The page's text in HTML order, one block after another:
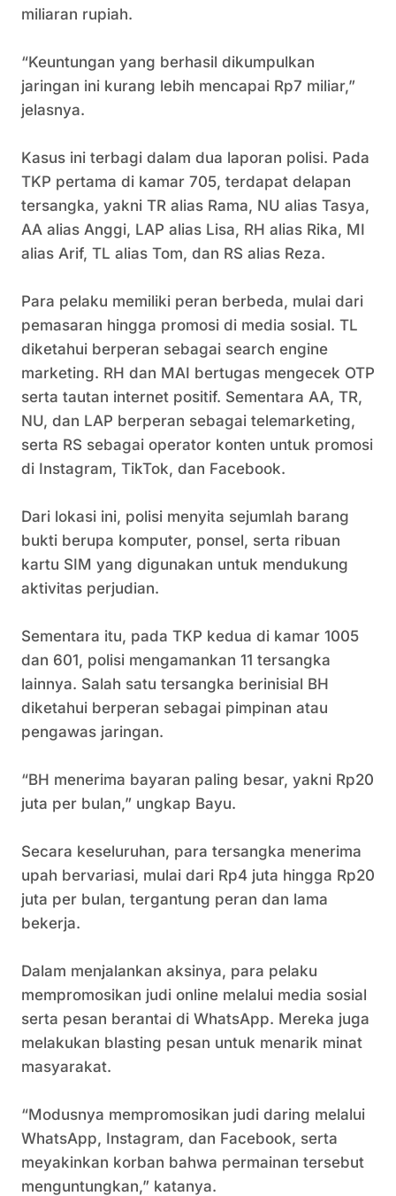
miliaran rupiah.
‎“Keuntungan yang berhasil dikumpulkan
jaringan ini kurang lebih mencapai Rp7 miliar,”
jelasnya.
‎Kasus ini terbagi dalam dua laporan polisi. Pada
TKP pertama di kamar 705, terdapat delapan
tersangka, yakni TR alias Rama, NU alias Tasya,
AA alias Anggi, LAP alias Lisa, RH alias Rika, MI
alias Arif, TL alias Tom, dan RS alias Reza.
‎Para pelaku memiliki peran berbeda, mulai dari
pemasaran hingga promosi di media sosial. TL
diketahui berperan sebagai search engine
marketing. RH dan MAI bertugas mengecek OTP
serta tautan internet positif. Sementara AA, TR,
NU, dan LAP berperan sebagai telemarketing,
serta RS sebagai operator konten untuk promosi
di Instagram, TikTok, dan Facebook.
‎Dari lokasi ini, polisi menyita sejumlah barang
bukti berupa komputer, ponsel, serta ribuan
kartu SIM yang digunakan untuk mendukung
aktivitas perjudian.
‎Sementara itu, pada TKP kedua di kamar 1005
dan 601, polisi mengamankan 11 tersangka
lainnya. Salah satu tersangka berinisial BH
diketahui berperan sebagai pimpinan atau
pengawas jaringan.
‎“BH menerima bayaran paling besar, yakni Rp20
juta per bulan,” ungkap Bayu.
‎Secara keseluruhan, para tersangka menerima
upah bervariasi, mulai dari Rp4 juta hingga Rp20
juta per bulan, tergantung peran dan lama
bekerja.
‎Dalam menjalankan aksinya, para pelaku
mempromosikan judi online melalui media sosial
serta pesan berantai di WhatsApp. Mereka juga
melakukan blasting pesan untuk menarik minat
masyarakat.
‎“Modusnya mempromosikan judi daring melalui
WhatsApp, Instagram, dan Facebook, serta
meyakinkan korban bahwa permainan tersebut
menguntungkan,” katanya.